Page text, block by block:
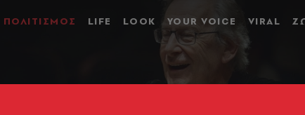
ΠΟΛΙΤΙΣΜΟΣ LIFE LOOK YOUR VOICE VIRAL